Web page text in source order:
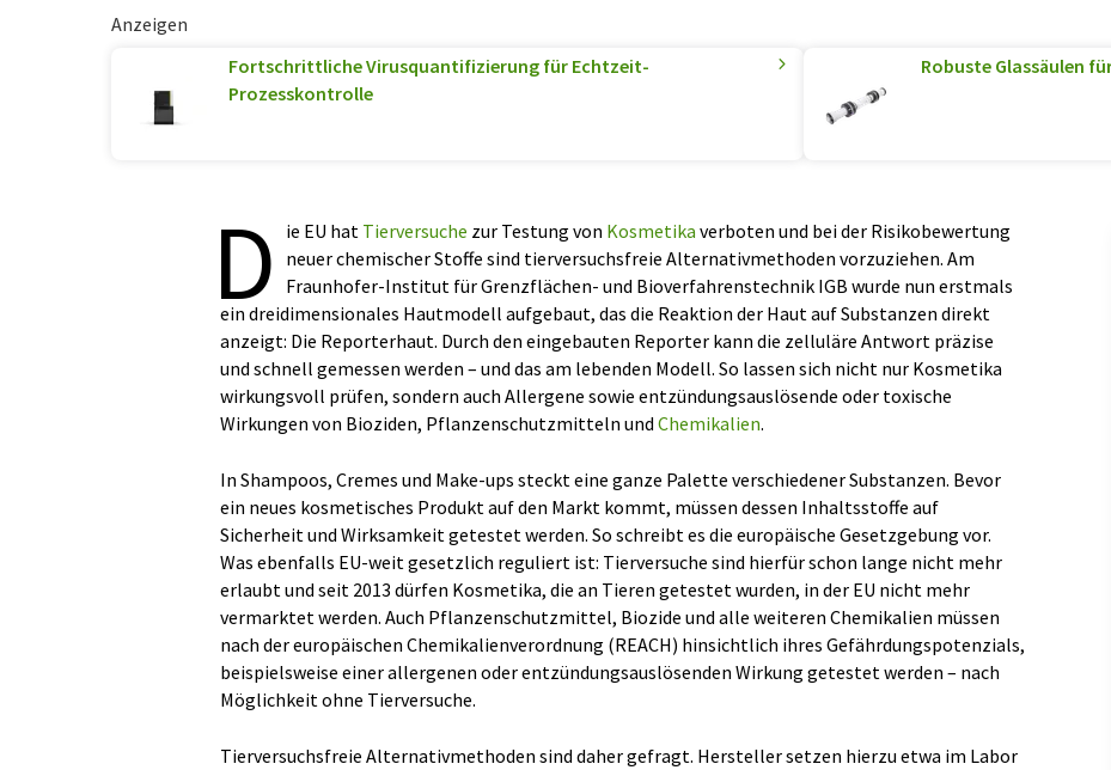
Anzeigen
Fortschrittliche Virusquantifizierung für Echtzeit-
Prozesskontrolle
Robuste Glassäulen
D ie EU hat Tierversuche zur Testung von Kosmetika verboten und bei der Risikobewertung
neuer chemischer Stoffe sind tierversuchsfreie Alternativmethoden vorzuziehen. Am
Fraunhofer-Institut für Grenzflächen- und Bioverfahrenstechnik IGB wurde nun erstmals
ein dreidimensionales Hautmodell aufgebaut, das die Reaktion der Haut auf Substanzen direkt
anzeigt: Die Reporterhaut. Durch den eingebauten Reporter kann die zelluläre Antwort präzise
und schnell gemessen werden – und das am lebenden Modell. So lassen sich nicht nur Kosmetika
wirkungsvoll prüfen, sondern auch Allergene sowie entzündungsauslösende oder toxische
Wirkungen von Bioziden, Pflanzenschutzmitteln und Chemikalien.
In Shampoos, Cremes und Make-ups steckt eine ganze Palette verschiedener Substanzen. Bevor
ein neues kosmetisches Produkt auf den Markt kommt, müssen dessen Inhaltsstoffe auf
Sicherheit und Wirksamkeit getestet werden. So schreibt es die europäische Gesetzgebung vor.
Was ebenfalls EU-weit gesetzlich reguliert ist: Tierversuche sind hierfür schon lange nicht mehr
erlaubt und seit 2013 dürfen Kosmetika, die an Tieren getestet wurden, in der EU nicht mehr
vermarktet werden. Auch Pflanzenschutzmittel, Biozide und alle weiteren Chemikalien müssen
nach der europäischen Chemikalienverordnung (REACH) hinsichtlich ihres Gefährdungspotenzials,
beispielsweise einer allergenen oder entzündungsauslösenden Wirkung getestet werden – nach
Möglichkeit ohne Tierversuche.
Tierversuchsfreie Alternativmethoden sind daher gefragt. Hersteller setzen hierzu etwa im Labor